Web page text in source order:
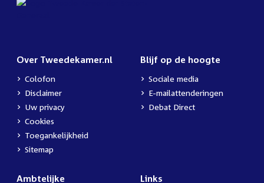
Over Tweedekamer.nl
Colofon
Disclaimer
Uw privacy
Cookies
Toegankelijkheid
Sitemap
Blijf op de hoogte
Sociale media
E-mailattenderingen
Debat Direct
Ambtelijke Links